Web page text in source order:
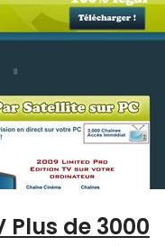
Plus de 3000